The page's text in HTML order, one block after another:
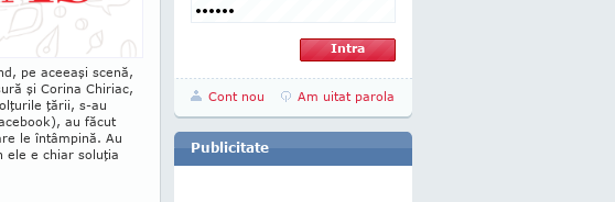
pe aceeaşi scenă,
şi Corina Chiriac,
ţării, s-au
au făcut
le întâmpină. Au
ele e chiar soluţia
Cont nou Am uitat parola
Publicitate